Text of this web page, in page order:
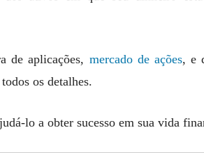
de aplicações, mercado de ações, e
os detalhes.
lo a obter sucesso em sua vida